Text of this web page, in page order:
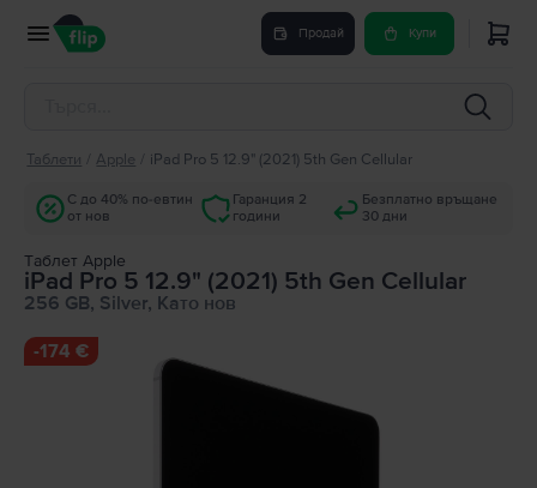
Продай Купи
Таблети Apple iPad Pro 5 12.9" (2021) 5th Gen Cellular
С до 40% по-евтин
от нов
Гаранция 2
години
Безплатно връщане
30 дни
Tаблет Apple
iPad Pro 5 12.9" (2021) 5th Gen Cellular
256 GB, Silver, Като нов
-174 €